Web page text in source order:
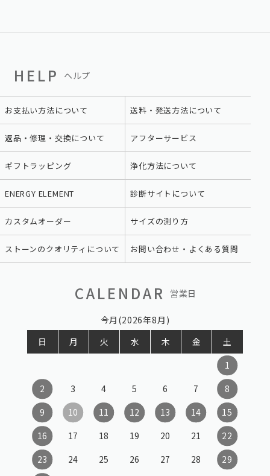
HELP ヘルプ
お支払い方法について 送料・発送方法について
返品・修理・交換について アフターサービス
ギフトラッピング 浄化方法について
ENERGY ELEMENT 診断サイトについて
カスタムオーダー サイズの測り方
ストーンのクオリティについて お問い合わせ・よくある質問
CALENDAR 営業日
今月(2026年8月)
日
月 火 水 木 金
土
1
2
3 4 5 6 7
8
9
10 11 12 13 14
15
16
17 18 19 20 21
22
23
24 25 26 27 28
29